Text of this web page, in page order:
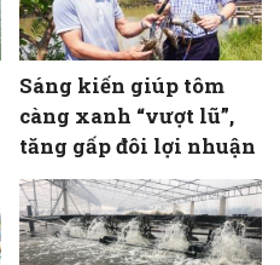
Sáng kiến giúp tôm
càng xanh “vượt lũ”,
tăng gấp đôi lợi nhuận